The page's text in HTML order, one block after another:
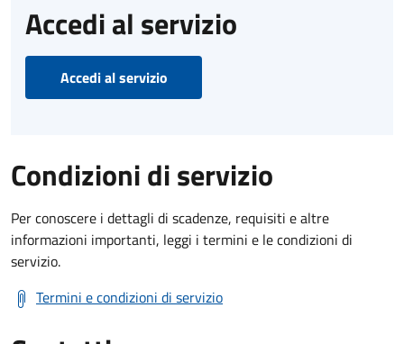
Accedi al servizio
Accedi al servizio
Condizioni di servizio
Per conoscere i dettagli di scadenze, requisiti e altre
informazioni importanti, leggi i termini e le condizioni di
servizio.
Termini e condizioni di servizio